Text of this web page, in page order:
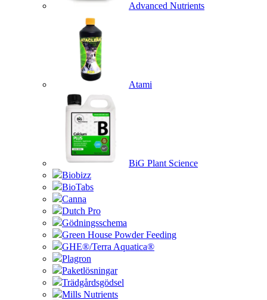
Advanced Nutrients
Atami
BiG Plant Science
Biobizz
BioTabs
Canna
Dutch Pro
Gödningsschema
Green House Powder Feeding
GHE®/Terra Aquatica®
Plagron
Paketlösningar
Trädgårdsgödsel
Mills Nutrients